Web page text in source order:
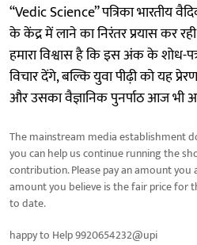
“Vedic Science” पत्रिका भारतीय
के केंद्र में लाने का निरंतर प्रयास कर
हमारा विश्वास है कि इस अंक के शोध-
विचार देंगे, बल्कि युवा पीढ़ी को यह
और उसका वैज्ञानिक पुनर्पाठ आज भी
The mainstream media establishment
you can help us continue running the
contribution. Please pay an amount
amount you believe is the fair price for
to date.
happy to Help 9920654232@upi